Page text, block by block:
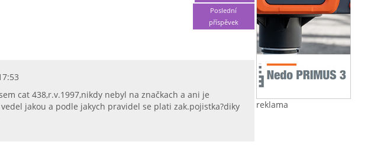
reklama
Poslední
příspěvek
cat 438,r.v.1997,nikdy nebyl na značkach a ani je
jakou a podle jakych pravidel se plati zak.pojistka?diky